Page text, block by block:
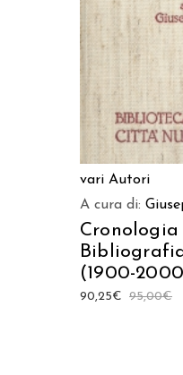
vari Autori
A cura di:
(1900-
95,00€
90,25€